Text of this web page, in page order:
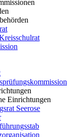
Einrichtungen
Seerose